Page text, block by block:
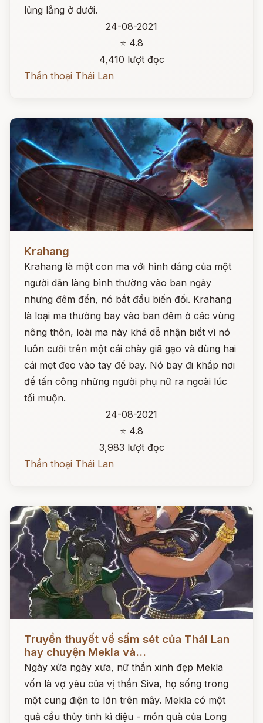
lủng lẳng ở dưới.
24-08-2021
⭐ 4.8
4,410 lượt đọc
Thần thoại Thái Lan
Krahang
Krahang là một con ma với hình dáng của một
người dân làng bình thường vào ban ngày
nhưng đêm đến, nó bắt đầu biến đổi. Krahang
là loại ma thường bay vào ban đêm ở các vùng
nông thôn, loài ma này khá dễ nhận biết vì nó
luôn cưỡi trên một cái chày giã gạo và dùng hai
cái mẹt đeo vào tay để bay. Nó bay đi khắp nơi
để tấn công những người phụ nữ ra ngoài lúc
tối muộn.
24-08-2021
⭐ 4.8
3,983 lượt đọc
Thần thoại Thái Lan
Đọc ngay
Truyền thuyết về sấm sét của Thái Lan
hay chuyện Mekla và...
Ngày xửa ngày xưa, nữ thần xinh đẹp Mekla
vốn là vợ yêu của vị thần Siva, họ sống trong
một cung điện to lớn trên mây. Mekla có một
quả cầu thủy tinh kì diệu - món quà của Long